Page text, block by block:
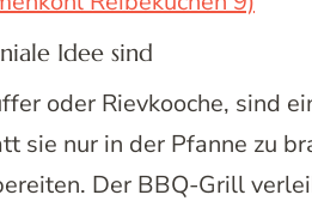
Idee sind
oder Rievkooche, sind
sie nur in der Pfanne zu
Der BBQ-Grill